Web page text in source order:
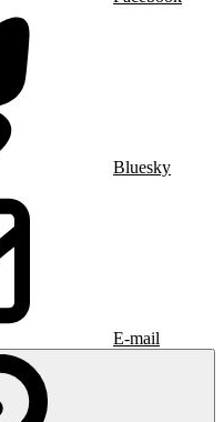
Bluesky
E-mail